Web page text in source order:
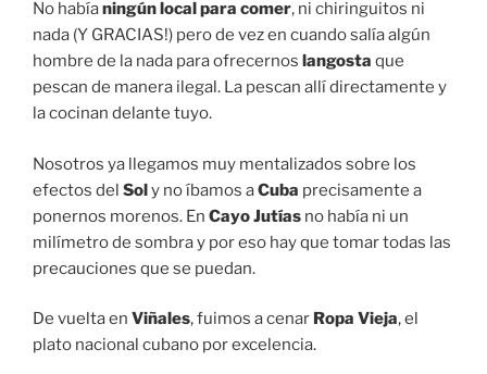
No habíaningún local para comer, ni chiringuitos ni
nada (Y GRACIAS!) pero de vez en cuando salía algún
hombre de la nada para ofrecernos langosta que
pescan de manera ilegal. La pescan allí directamente y
la cocinan delante tuyo.
Nosotros ya llegamos muy mentalizados sobre los
efectos del Soly no íbamos aCuba precisamente a
ponernos morenos. En Cayo Jutías no había ni un
milímetro de sombra y por eso hay que tomar todas las
precauciones que se puedan.
De vuelta en Viñales, fuimos a cenar Ropa Vieja, el
plato nacional cubano por excelencia.